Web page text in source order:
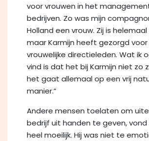
voor vrouwen in het
bedrijven. Zo was mijn
Holland een vrouw. Zij is
maar Karmijn heeft gezorgd voor
vrouwelijke directieleden. Wat ik
vind is dat het bij Karmijn niet zo
het gaat allemaal op een vrij
manier.”
Andere mensen toelaten om
bedrijf uit handen te geven, vond
heel moeilijk. Hij was niet te